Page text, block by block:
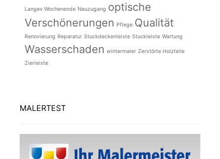
Langes Wochenende Neuzugang optische
Verschönerungen Pflege Qualität
Renovierung Reparatur Stuckdeckenleiste Stuckleiste Wartung
Wasserschaden wintermaler Zerstörte Holzteile
Zierleiste
MALERTEST